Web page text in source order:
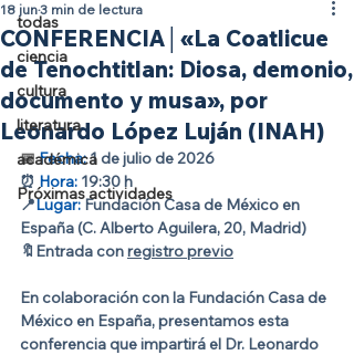
todas
ciencia
cultura
literatura
académica
Próximas actividades
CONFERENCIA│«La Coatlicue
de Tenochtitlan: Diosa, demonio,
documento y musa», por
Leonardo López Luján (INAH)
18 jun3 min de lectura
📅 Fecha: 1 de julio de 2026
⏰ Hora: 19:30 h
📍Lugar: Fundación Casa de México en
España (C. Alberto Aguilera, 20, Madrid)
🔖 Entrada con registro previo
En colaboración con la Fundación Casa de
México en España, presentamos esta
conferencia que impartirá el Dr. Leonardo